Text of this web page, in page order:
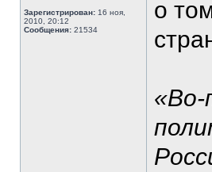
Зарегистрирован: 16 ноя,
2010, 20:12
Сообщения: 21534
о
«Во-